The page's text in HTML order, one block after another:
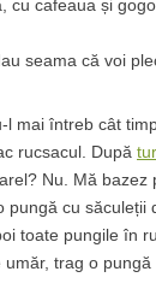
cu cafeaua și
seama că voi
mai întreb cât
rucsacul. După
Nu. Mă
cu
toate pungile în
trag o pungă